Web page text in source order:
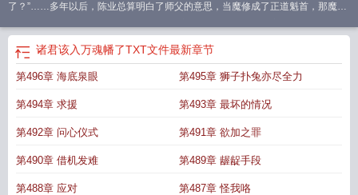
了？”……多年以后，陈业总算明白了师父的意思，当魔修成了正道魁首，那魔道
诸君该入万魂幡了txt 诸君该入万魂幡了免费
入万魂幡了免费阅读
魂幡了动漫该入万魂幡了九命肥猫 诸君该入万魂幡了 在线阅读诸君该入万魂
什么?
该入万魂幡了选书网 该入万魂幡了txt 该入万魂幡了在线听书
了 免费该入万魂幡了篱笆好文学 诸君该入万魂幡了无错版
万魂幡了在线阅读诸君该入万魂幡了境界划分该入万魂幡了完结了吗
万魂幡了TXT百度
诸君该入万魂幡了在哪里免费阅读
诸君该入万魂幡了TXT文件最新章节
第496章 海底泉眼 第495章 狮子扑兔亦尽全力
第494章 求援 第493章 最坏的情况
第492章 问心仪式 第491章 欲加之罪
第490章 借机发难 第489章 龌龊手段
第488章 应对 第487章 怪我咯